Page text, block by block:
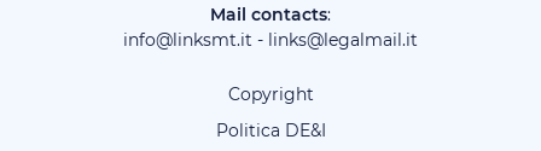
Mail contacts:
info@linksmt.it - links@legalmail.it
Copyright
Politica DE&I